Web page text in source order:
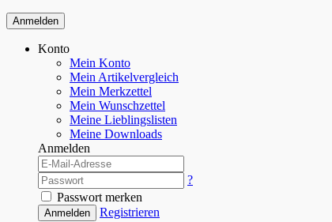
Anmelden
Konto
Mein Konto
Mein Artikelvergleich
Mein Merkzettel
Mein Wunschzettel
Meine Lieblingslisten
Meine Downloads
Anmelden
?
Passwort merken
Anmelden Registrieren